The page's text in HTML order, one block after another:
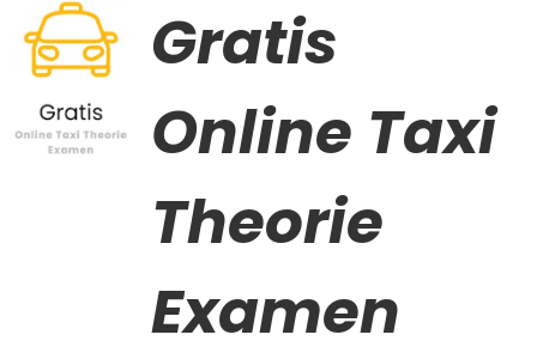
Gewaardeerd
5.00
uit 5
TOEVOEGEN
AAN
/
DETAILS
Gratis
Online Taxi
Theorie
Examen